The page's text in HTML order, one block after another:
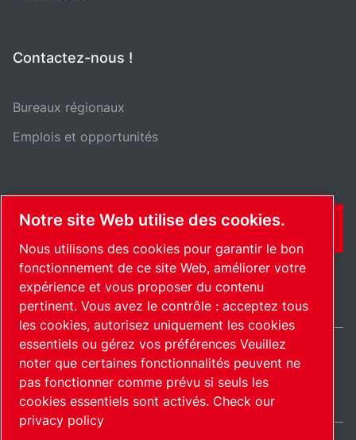
Contactez-nous !
Bureaux régionaux
Emplois et opportunités
CONTACT
Plan du siteGérer les cookies© 2026 Copyright.
International / FR
Notre site Web utilise des cookies.
Nous utilisons des cookies pour garantir le bon
fonctionnement de ce site Web, améliorer votre
expérience et vous proposer du contenu
pertinent. Vous avez le contrôle : acceptez tous
les cookies, autorisez uniquement les cookies
essentiels ou gérez vos préférences Veuillez
noter que certaines fonctionnalités peuvent ne
pas fonctionner comme prévu si seuls les
cookies essentiels sont activés. Check our
privacy policy